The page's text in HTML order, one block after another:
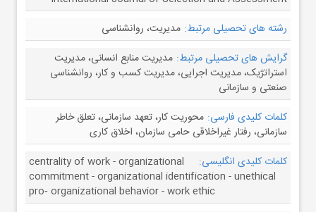
رشته های تحصیلی مرتبط: مدیریت، روانشناسی
گرایش های تحصیلی مرتبط: مدیریت منابع انسانی، مدیریت
استراتژیک، مدیریت اجرایی، مدیریت کسب و کار، روانشناسی
صنعتی و سازمانی
کلمات کلیدی فارسی: محوریت کار، تعهد سازمانی، تعلق‌ خاطر
سازمانی، رفتار غیراخلاقی حامی سازمان، اخلاق کاری
کلمات کلیدی انگلیسی:
centrality of work - organizational
commitment - organizational identification - unethical
pro‐ organizational behavior - work ethic